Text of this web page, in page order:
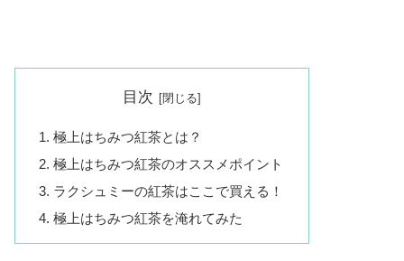
目次
極上はちみつ紅茶とは？
極上はちみつ紅茶のオススメポイント
ラクシュミーの紅茶はここで買える！
極上はちみつ紅茶を淹れてみた